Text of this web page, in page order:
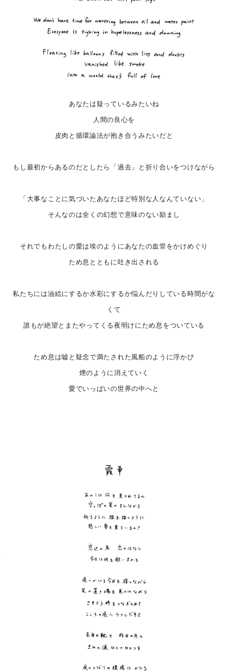
あなたは疑っているみたいね
人間の良心を
皮肉と循環論法が抱き合うみたいだと
もし最初からあるのだとしたら「過去」と折り合いをつけながら
「大事なことに気づいたあなたほど特別な人なんていない」
そんなのは全くの幻想で意味のない励まし
それでもわたしの愛は埃のようにあなたの血管をかけめぐり
ため息とともに吐き出される
私たちには油絵にするか水彩にするか悩んだりしている時間がな
くて
誰もが絶望とまたやってくる夜明けにため息をついている
ため息は嘘と疑念で満たされた風船のように浮かび
煙のように消えていく
愛でいっぱいの世界の中へと